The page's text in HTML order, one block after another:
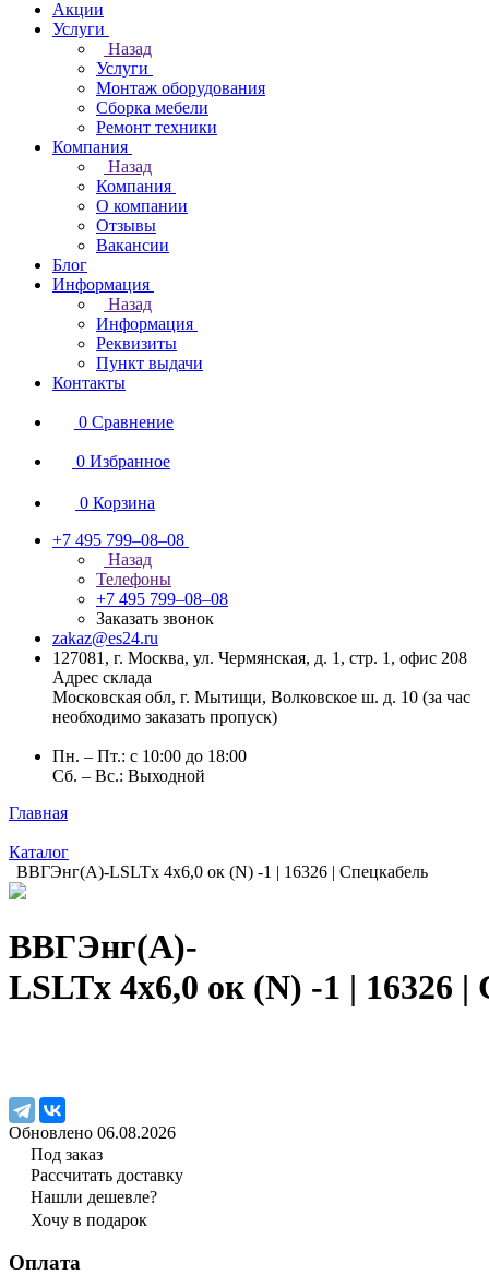
Акции
Услуги
Назад
Услуги
Монтаж оборудования
Сборка мебели
Ремонт техники
Компания
Назад
Компания
О компании
Отзывы
Вакансии
Блог
Информация
Назад
Информация
Реквизиты
Пункт выдачи
Контакты
0 Сравнение
0 Избранное
0 Корзина
+7 495 799–08–08
Назад
Телефоны
+7 495 799–08–08
Заказать звонок
zakaz@es24.ru
127081, г. Москва, ул. Чермянская, д. 1, стр. 1, офис 208
Адрес склада
Московская обл, г. Мытищи, Волковское ш. д. 10 (за час
необходимо заказать пропуск)
Пн. – Пт.: с 10:00 до 18:00
Сб. – Вс.: Выходной
Главная
Каталог
ВВГЭнг(А)-LSLTx 4x6,0 ок (N) -1 | 16326 | Спецкабель
ВВГЭнг(А)-
LSLTx 4x6,0 ок (N) -1 | 16326 |
Обновлено 06.08.2026
Под заказ
Рассчитать доставку
Нашли дешевле?
Хочу в подарок
Оплата